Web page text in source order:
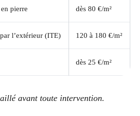
pierre dès 80 €/m²
l’extérieur (ITE) 120 à 180 €/m²
dès 25 €/m²
avant toute intervention.